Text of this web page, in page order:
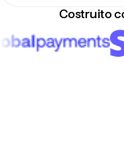
Costruito